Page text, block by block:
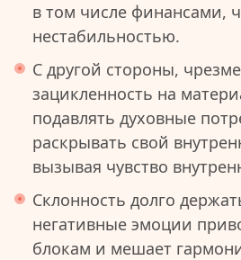
в том числе финансами,
нестабильностью.
С другой стороны,
зацикленность на
подавлять духовные
раскрывать свой
вызывая чувство
Склонность долго
негативные эмоции
блокам и мешает